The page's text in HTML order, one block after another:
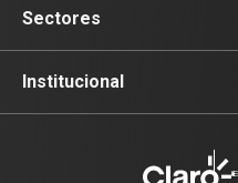
Movilidad
Seguridad
Productividad
Colaboración
Portal Claro Cloud
Sectores
Financiero
Institucional